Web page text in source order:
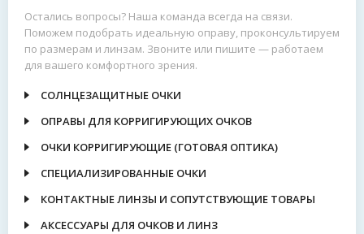
Остались вопросы? Наша команда всегда на связи.
Поможем подобрать идеальную оправу, проконсультируем
по размерам и линзам. Звоните или пишите — работаем
для вашего комфортного зрения.
СОЛНЦЕЗАЩИТНЫЕ ОЧКИ
ОПРАВЫ ДЛЯ КОРРИГИРУЮЩИХ ОЧКОВ
ОЧКИ КОРРИГИРУЮЩИЕ (ГОТОВАЯ ОПТИКА)
СПЕЦИАЛИЗИРОВАННЫЕ ОЧКИ
КОНТАКТНЫЕ ЛИНЗЫ И СОПУТСТВУЮЩИЕ ТОВАРЫ
АКСЕССУАРЫ ДЛЯ ОЧКОВ И ЛИНЗ